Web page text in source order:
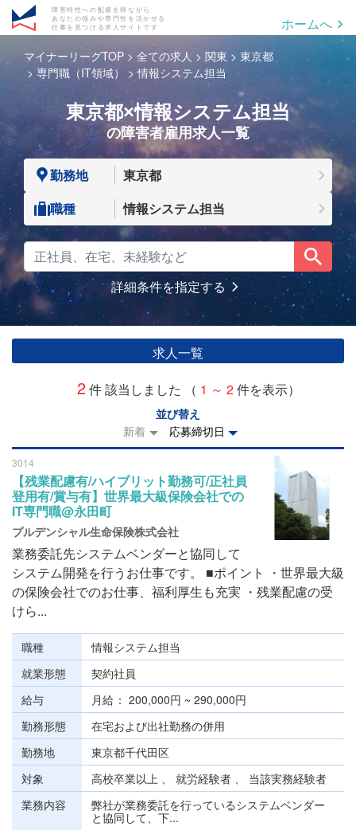
障害特性への配慮を得ながら
あなたの強みや専門性を活かせる
仕事を見つける求人サイトです
ホームへ
マイナーリーグTOP 全ての求人 関東
東京都
専門職（IT領域）
情報システム担当
東京都×情報システム担当
の障害者雇用求人一覧
勤務地
東京都
職種
情報システム担当
詳細条件を指定する
求人一覧
2件 該当しました （ 1 ～ 2件を表示）
並び替え
新着
応募締切日
3014
【残業配慮有/ハイブリット勤務可/正社員
登用有/賞与有】世界最大級保険会社での
IT専門職@永田町
プルデンシャル生命保険株式会社
業務委託先システムベンダーと協同して
システム開発を行うお仕事です。 ■ポイント ・世界最大級
の保険会社でのお仕事、福利厚生も充実 ・残業配慮の受
けら...
職種
情報システム担当
就業形態
契約社員
給与
月給
200,000円 ~ 290,000円
勤務形態
在宅および出社勤務の併用
勤務地
東京都千代田区
対象
高校卒業以上 、 就労経験者 、 当該実務経験者
業務内容
弊社が業務委託を行っているシステムベンダー
と協同して、下...